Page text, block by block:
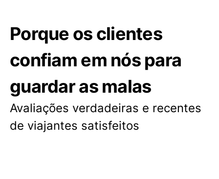
Porque os clientes
confiam em nós para
guardar as malas
Avaliações verdadeiras e recentes
de viajantes satisfeitos